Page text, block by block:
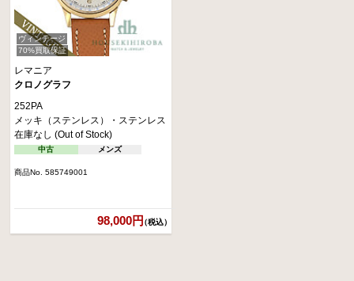
ヴィンテージ
70%買取保証
レマニア
クロノグラフ
252PA
メッキ（ステンレス）・ステンレス
在庫なし (Out of Stock)
中古 メンズ
商品No. 585749001
98,000円（税込）